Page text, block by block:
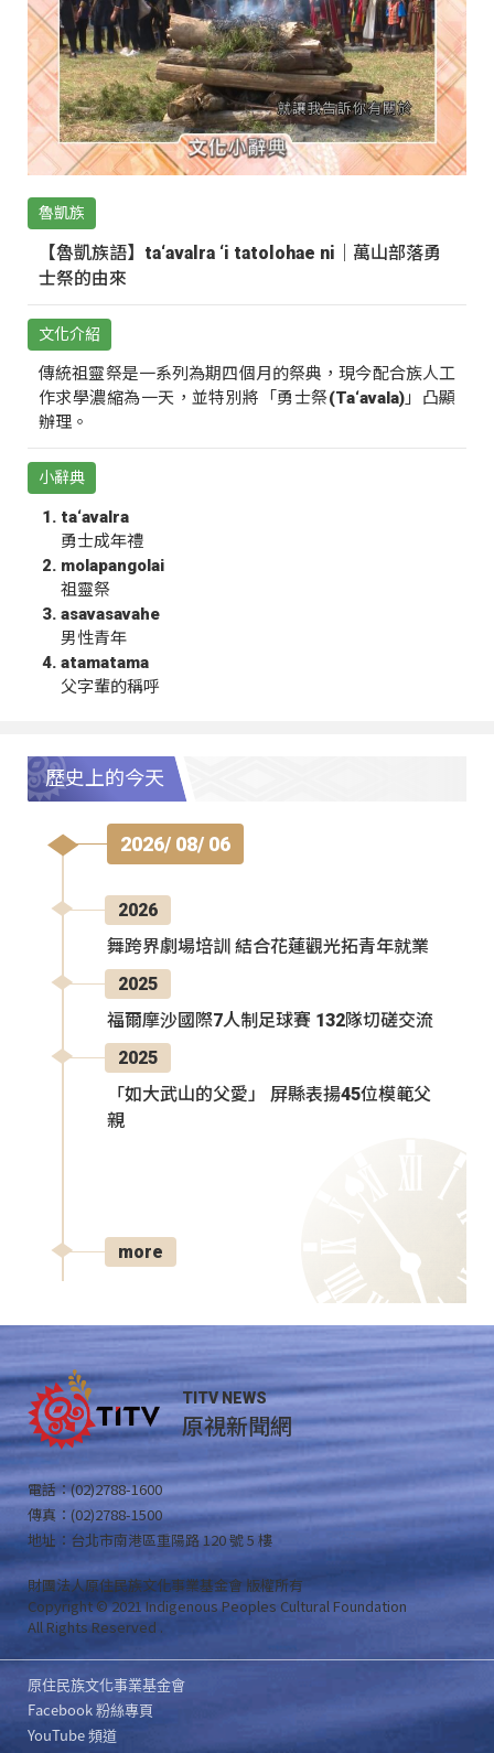
魯凱族
【魯凱族語】ta‘avalra ‘i tatolohae ni｜萬山部落勇
士祭的由來
文化介紹
傳統祖靈祭是一系列為期四個月的祭典，現今配合族人工
作求學濃縮為一天，並特別將「勇士祭(Ta‘avala)」凸顯
辦理。
小辭典
ta‘avalra
勇士成年禮
molapangolai
祖靈祭
asavasavahe
男性青年
atamatama
父字輩的稱呼
歷史上的今天
2026/ 08/ 06
2026
舞跨界劇場培訓 結合花蓮觀光拓青年就業
2025
福爾摩沙國際7人制足球賽 132隊切磋交流
2025
「如大武山的父愛」 屏縣表揚45位模範父
親
more
TITV NEWS
原視新聞網
電話：(02)2788-1600
傳真：(02)2788-1500
地址：台北市南港區重陽路 120 號 5 樓
財團法人原住民族文化事業基金會 版權所有
Copyright © 2021 Indigenous Peoples Cultural Foundation
All Rights Reserved .
原住民族文化事業基金會
Facebook 粉絲專頁
YouTube 頻道